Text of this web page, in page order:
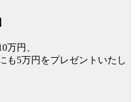
万円、
も5万円をプレゼントいたし